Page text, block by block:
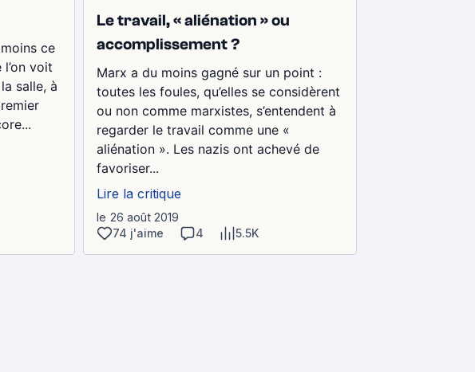
ce
voit
salle, à
Le travail, « aliénation » ou
accomplissement ?
Marx a du moins gagné sur un point :
toutes les foules, qu’elles se considèrent
ou non comme marxistes, s’entendent à
regarder le travail comme une «
aliénation ». Les nazis ont achevé de
favoriser...
Lire la critique
le 26 août 2019
74 j'aime
4 5.5K